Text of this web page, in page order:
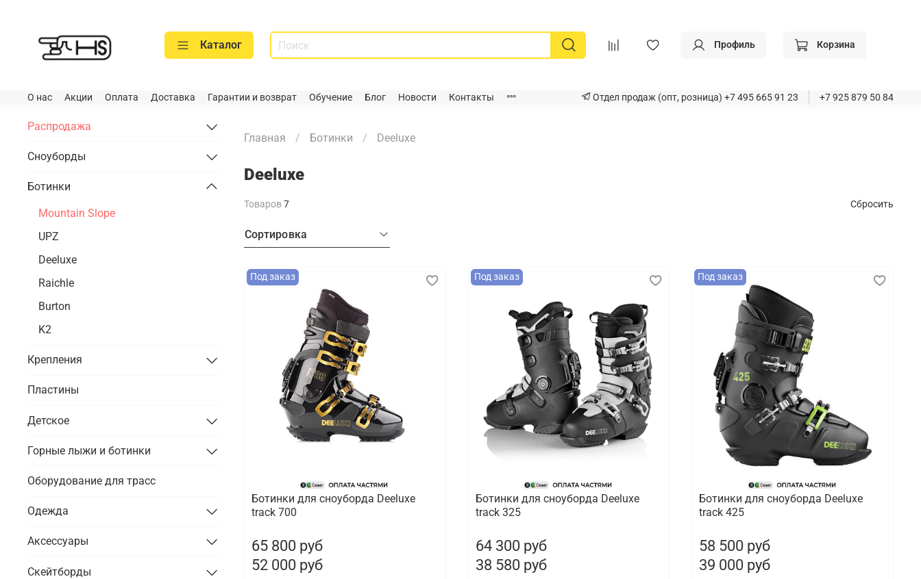
Каталог Профиль Корзина
О нас Акции Оплата Доставка Гарантии и возврат Обучение Блог Новости Контакты Отдел продаж (опт, розница) +7 495 665 91 23 +7 925 879 50 84
Главная Ботинки Deeluxe
Deeluxe
Товаров 7 Сбросить
Сортировка
Под заказ
Ботинки для сноуборда Deeluxe
track 700
65 800 руб
52 000 руб
Под заказ
Ботинки для сноуборда Deeluxe
track 325
64 300 руб
38 580 руб
Под заказ
Ботинки для сноуборда Deeluxe
track 425
58 500 руб
39 000 руб
Распродажа
Сноуборды
Ботинки
Mountain Slope
UPZ
Deeluxe
Raichle
Burton
K2
Крепления
Пластины
Детское
Горные лыжи и ботинки
Оборудование для трасс
Одежда
Аксессуары
Скейтборды